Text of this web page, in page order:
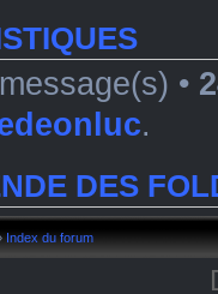
message(s) •
.
DES
Index du forum